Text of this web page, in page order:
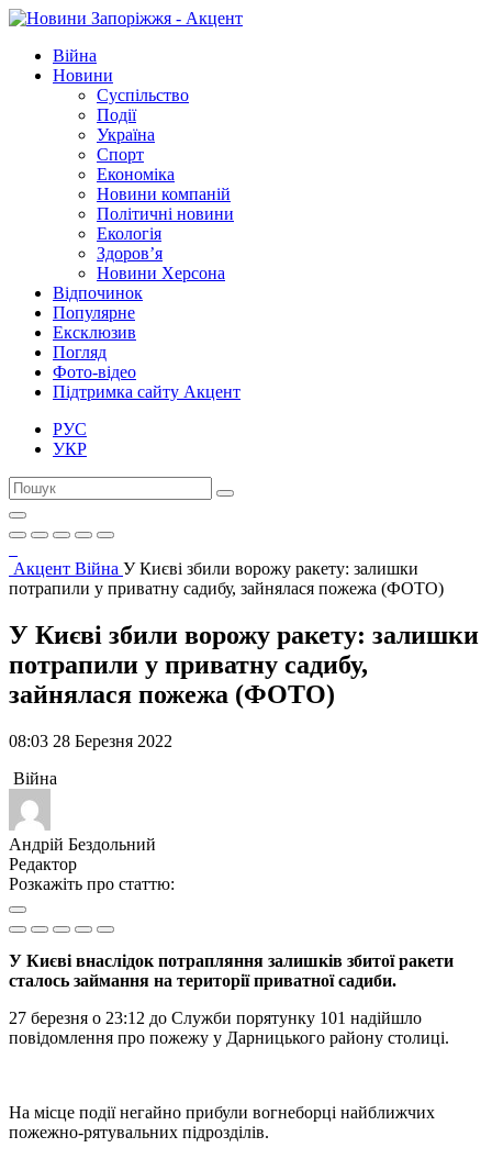
Війна
Новини
Суспільство
Події
Україна
Спорт
Економіка
Новини компаній
Політичні новини
Екологія
Здоров’я
Новини Херсона
Відпочинок
Популярне
Ексклюзив
Погляд
Фото-відео
Підтримка сайту Акцент
РУС
УКР
Акцент Війна У Києві збили ворожу ракету: залишки
потрапили у приватну садибу, зайнялася пожежа (ФОТО)
У Києві збили ворожу ракету: залишки
потрапили у приватну садибу,
зайнялася пожежа (ФОТО)
08:03 28 Березня 2022
Війна
Андрій Бездольний
Редактор
Розкажіть про статтю:
У Києві внаслідок потрапляння залишків збитої ракети
сталось займання на території приватної садиби.
27 березня о 23:12 до Служби порятунку 101 надійшло
повідомлення про пожежу у Дарницького району столиці.
На місце події негайно прибули вогнеборці найближчих
пожежно-рятувальних підрозділів.